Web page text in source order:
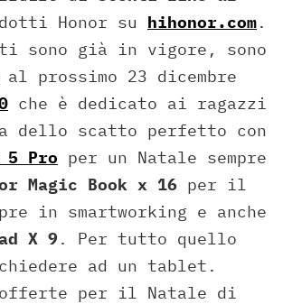
Honor su hihonor.com.
sono già in vigore, sono
prossimo 23 dicembre
che è dedicato ai ragazzi
dello scatto perfetto con
5 Pro per un Natale sempre
Magic Book x 16 per il
in smartworking e anche
X 9 . Per tutto quello
ad un tablet.
per il Natale di